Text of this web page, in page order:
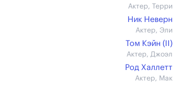
Актер, Терри
Ник Неверн
Актер, Эли
Том Кэйн (II)
Актер, Джоэл
Род Халлетт
Актер, Мак